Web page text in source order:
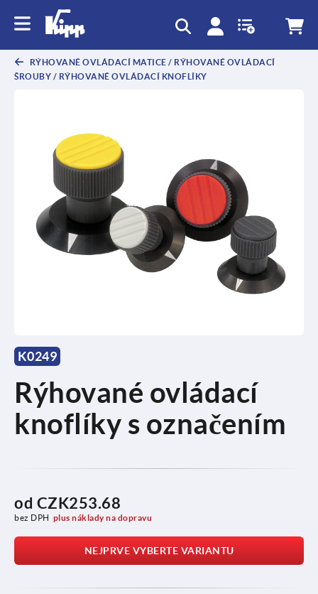
RÝHOVANÉ OVLÁDACÍ MATICE / RÝHOVANÉ OVLÁDACÍ
ŠROUBY / RÝHOVANÉ OVLÁDACÍ KNOFLÍKY
K0249
Rýhované ovládací
knoflíky s označením
od CZK253.68
bez DPH plus náklady na dopravu
NEJPRVE VYBERTE VARIANTU